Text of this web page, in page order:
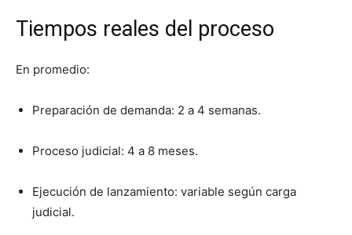
Tiempos reales del proceso
En promedio:
Preparación de demanda: 2 a 4 semanas.
Proceso judicial: 4 a 8 meses.
Ejecución de lanzamiento: variable según carga
judicial.